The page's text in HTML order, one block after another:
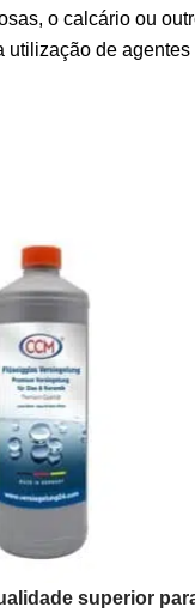
o calcário ou
utilização de agentes
superior